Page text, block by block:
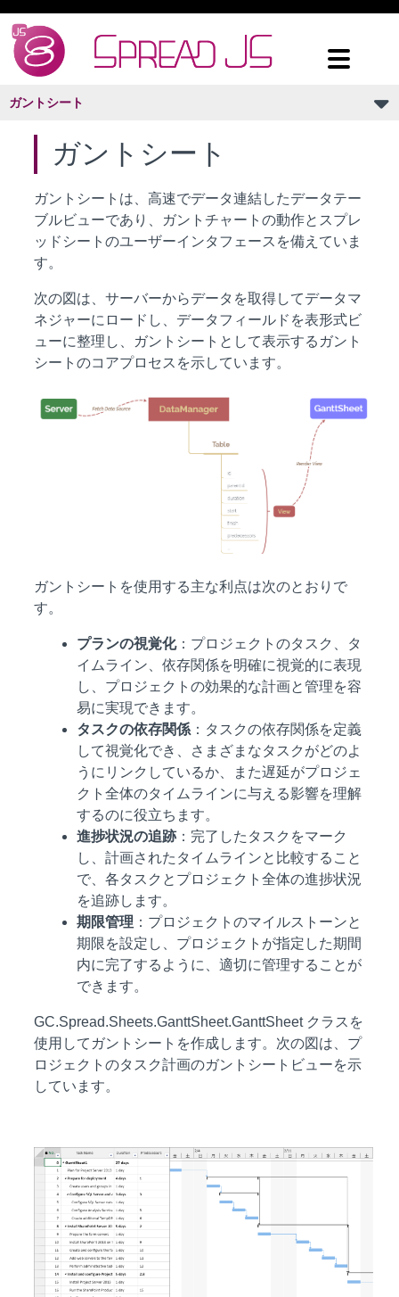
ガントシート
ガントシート
ガントシートは、高速でデータ連結したデータテー
ブルビューであり、ガントチャートの動作とスプレ
ッドシートのユーザーインタフェースを備えていま
す。
次の図は、サーバーからデータを取得してデータマ
ネジャーにロードし、データフィールドを表形式ビ
ューに整理し、ガントシートとして表示するガント
シートのコアプロセスを示しています。
ガントシートを使用する主な利点は次のとおりで
す。
プランの視覚化：プロジェクトのタスク、タ
イムライン、依存関係を明確に視覚的に表現
し、プロジェクトの効果的な計画と管理を容
易に実現できます。
タスクの依存関係 ：タスクの依存関係を定義
して視覚化でき、さまざまなタスクがどのよ
うにリンクしているか、また遅延がプロジェ
クト全体のタイムラインに与える影響を理解
するのに役立ちます。
進捗状況の追跡：完了したタスクをマーク
し、計画されたタイムラインと比較すること
で、各タスクとプロジェクト全体の進捗状況
を追跡します。
期限管理 ：プロジェクトのマイルストーンと
期限を設定し、プロジェクトが指定した期間
内に完了するように、適切に管理することが
できます。
GC.Spread.Sheets.GanttSheet.GanttSheet クラスを
使用してガントシートを作成します。次の図は、プ
ロジェクトのタスク計画のガントシートビューを示
しています。